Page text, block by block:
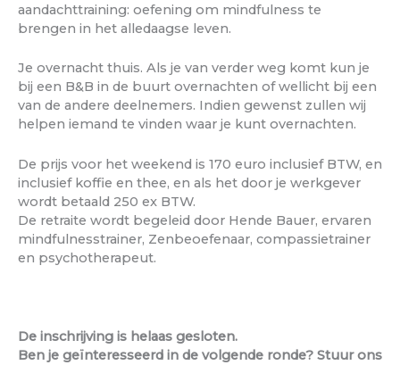
aandachttraining: oefening om mindfulness te
brengen in het alledaagse leven.
Je overnacht thuis. Als je van verder weg komt kun je
bij een B&B in de buurt overnachten of wellicht bij een
van de andere deelnemers. Indien gewenst zullen wij
helpen iemand te vinden waar je kunt overnachten.
De prijs voor het weekend is 170 euro inclusief BTW, en
inclusief koffie en thee, en als het door je werkgever
wordt betaald 250 ex BTW.
De retraite wordt begeleid door Hende Bauer, ervaren
mindfulnesstrainer, Zenbeoefenaar, compassietrainer
en psychotherapeut.
De inschrijving is helaas gesloten.
Ben je geïnteresseerd in de volgende ronde? Stuur ons